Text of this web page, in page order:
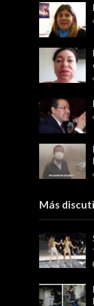
Más